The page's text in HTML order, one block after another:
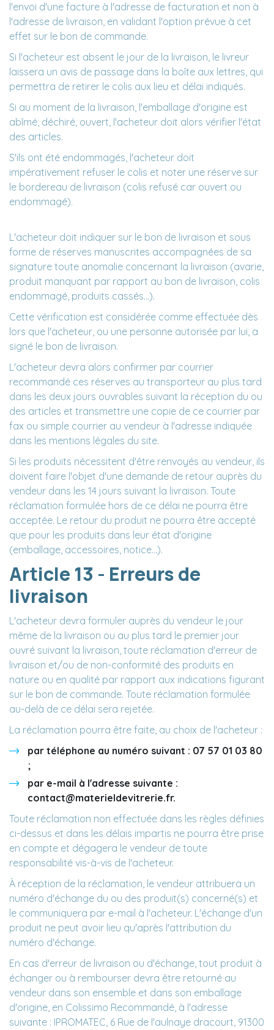
l'envoi d'une facture à l'adresse de facturation et non à
l'adresse de livraison, en validant l'option prévue à cet
effet sur le bon de commande.
Si l'acheteur est absent le jour de la livraison, le livreur
laissera un avis de passage dans la boîte aux lettres, qui
permettra de retirer le colis aux lieu et délai indiqués.
Si au moment de la livraison, l'emballage d'origine est
abîmé, déchiré, ouvert, l'acheteur doit alors vérifier l'état
des articles.
S'ils ont été endommagés, l'acheteur doit
impérativement refuser le colis et noter une réserve sur
le bordereau de livraison (colis refusé car ouvert ou
endommagé).
L'acheteur doit indiquer sur le bon de livraison et sous
forme de réserves manuscrites accompagnées de sa
signature toute anomalie concernant la livraison (avarie,
produit manquant par rapport au bon de livraison, colis
endommagé, produits cassés...).
Cette vérification est considérée comme effectuée dès
lors que l'acheteur, ou une personne autorisée par lui, a
signé le bon de livraison.
L'acheteur devra alors confirmer par courrier
recommandé ces réserves au transporteur au plus tard
dans les deux jours ouvrables suivant la réception du ou
des articles et transmettre une copie de ce courrier par
fax ou simple courrier au vendeur à l'adresse indiquée
dans les mentions légales du site.
Si les produits nécessitent d'être renvoyés au vendeur, ils
doivent faire l'objet d'une demande de retour auprès du
vendeur dans les 14 jours suivant la livraison. Toute
réclamation formulée hors de ce délai ne pourra être
acceptée. Le retour du produit ne pourra être accepté
que pour les produits dans leur état d'origine
(emballage, accessoires, notice...).
Article 13 - Erreurs de
livraison
L'acheteur devra formuler auprès du vendeur le jour
même de la livraison ou au plus tard le premier jour
ouvré suivant la livraison, toute réclamation d'erreur de
livraison et/ou de non-conformité des produits en
nature ou en qualité par rapport aux indications figurant
sur le bon de commande. Toute réclamation formulée
au-delà de ce délai sera rejetée.
La réclamation pourra être faite, au choix de l'acheteur :
par téléphone au numéro suivant : 07 57 01 03 80
;
par e-mail à l'adresse suivante :
contact@materieldevitrerie.fr.
Toute réclamation non effectuée dans les règles définies
ci-dessus et dans les délais impartis ne pourra être prise
en compte et dégagera le vendeur de toute
responsabilité vis-à-vis de l'acheteur.
À réception de la réclamation, le vendeur attribuera un
numéro d'échange du ou des produit(s) concerné(s) et
le communiquera par e-mail à l'acheteur. L'échange d'un
produit ne peut avoir lieu qu'après l'attribution du
numéro d'échange.
En cas d'erreur de livraison ou d'échange, tout produit à
échanger ou à rembourser devra être retourné au
vendeur dans son ensemble et dans son emballage
d'origine, en Colissimo Recommandé, à l'adresse
suivante : IPROMATEC, 6 Rue de l'aulnaye dracourt, 91300